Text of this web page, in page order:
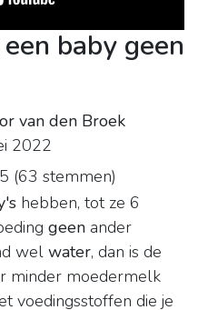
baby geen
van den Broek
2022
(63 stemmen)
hebben, tot ze 6
geen ander
wel water, dan is de
minder moedermelk
voedingsstoffen die je